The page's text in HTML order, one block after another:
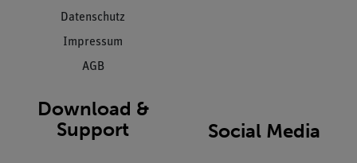
Datenschutz
Impressum
AGB
Download &
Support
Social Media